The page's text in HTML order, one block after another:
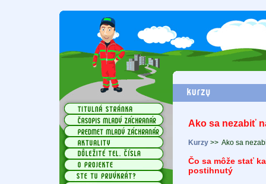
Ako sa nezabiť
Kurzy>> Ako sa
Čo sa môže stať
postihnutý